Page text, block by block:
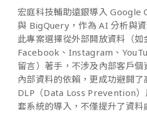
宏庭科技輔助遠銀導入 Google
與 BigQuery，作為 AI 分析與
此專案選擇從外部開放資料（如
Facebook、Instagram、
留言）著手，不涉及內部客戶
內部資料的依賴，更成功避開
DLP（Data Loss Prevention）
套系統的導入，不僅提升了資